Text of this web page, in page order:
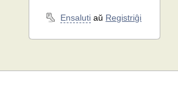
Ensaluti aŭ Registriĝi